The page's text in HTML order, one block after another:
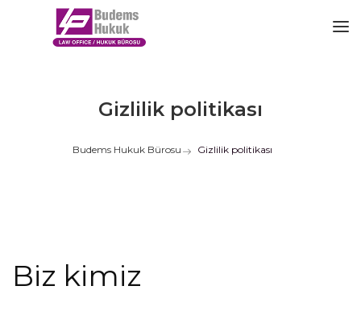
Gizlilik politikası
Budems Hukuk Bürosu Gizlilik politikası
Biz kimiz